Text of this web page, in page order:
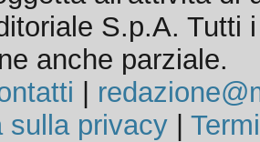
S.p.A. Tutti
anche parziale.
sulla privacy|